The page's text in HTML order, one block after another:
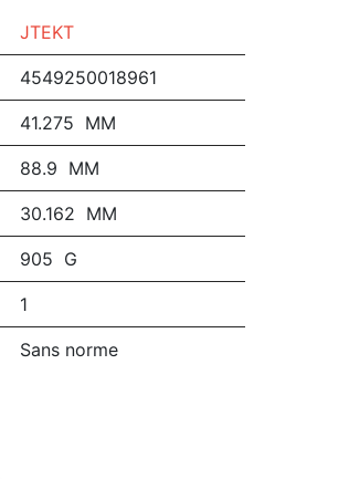
JTEKT
4549250018961
41.275 MM
88.9 MM
30.162 MM
905 G
1
Sans norme